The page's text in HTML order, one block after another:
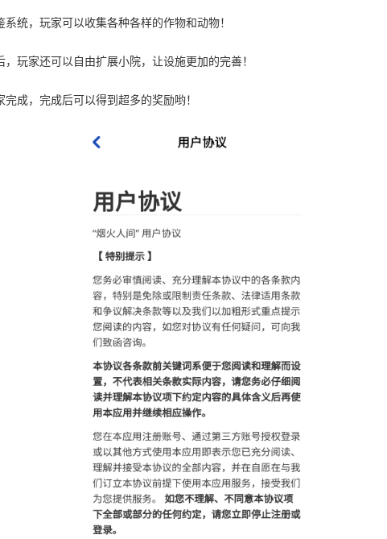
统，玩家可以收集各种各样的作物和动物！
玩家还可以自由扩展小院，让设施更加的完善！
成，完成后可以得到超多的奖励哟！